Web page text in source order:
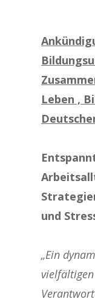
Leben ,
und
„Ein